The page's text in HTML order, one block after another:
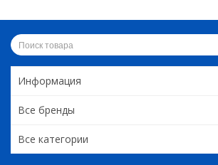
Информация
Все бренды
Все категории